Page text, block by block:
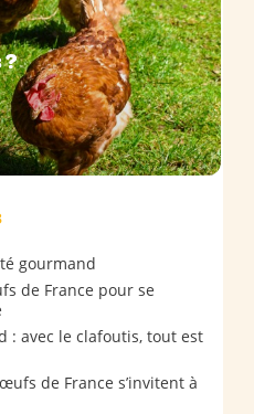
gourmand
de France pour se
: avec le clafoutis, tout est
de France s’invitent à